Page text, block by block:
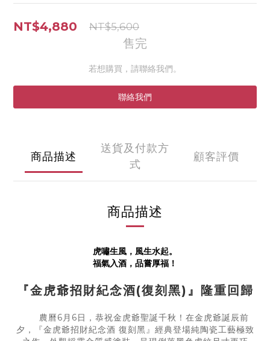
NT$4,880 NT$5,600
售完
若想購買，請聯絡我們。
聯絡我們
商品描述
送貨及付款方
式
顧客評價
商品描述
虎嘯生風，風生水起。
福氣入酒，品嘗厚福！
『金虎爺招財紀念酒(復刻黑)』隆重回歸
農曆6月6日，恭祝金虎爺聖誕千秋！在金虎爺誕辰前
夕，『金虎爺招財紀念酒 復刻黑』經典登場純陶瓷工藝極致